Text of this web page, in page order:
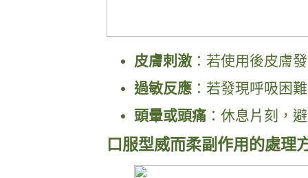
皮膚刺激 ：若使用後皮膚
過敏反應 ：若發現呼吸困
頭暈或頭痛 ：休息片刻，
口服型威而柔副作用的處理